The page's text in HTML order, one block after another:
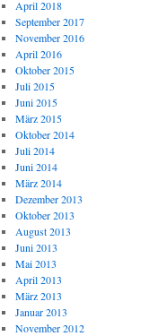
April 2018
September 2017
November 2016
April 2016
Oktober 2015
Juli 2015
Juni 2015
März 2015
Oktober 2014
Juli 2014
Juni 2014
März 2014
Dezember 2013
Oktober 2013
August 2013
Juni 2013
Mai 2013
April 2013
März 2013
Januar 2013
November 2012